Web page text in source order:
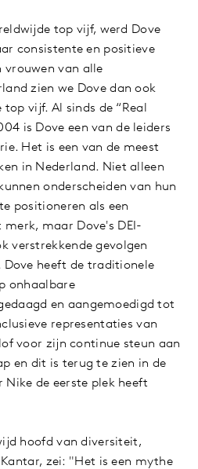
top vijf, werd Dove
consistente en positieve
vrouwen van alle
zien we Dove dan ook
vijf. Al sinds de “Real
is Dove een van de leiders
Het is een van de meest
in Nederland. Niet alleen
onderscheiden van hun
positioneren als een
maar Dove's DEI-
verstrekkende gevolgen
heeft de traditionele
onhaalbare
en aangemoedigd tot
representaties van
voor zijn continue steun aan
en dit is terug te zien in de
Nike de eerste plek heeft
hoofd van diversiteit,
zei: "Het is een mythe